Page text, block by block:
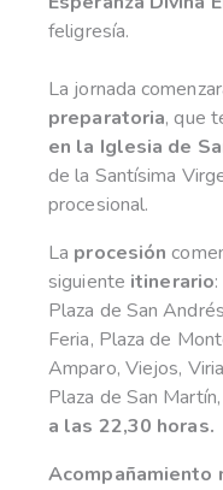
feligresía.
La jornada
preparatoria, que
en la Iglesia de
de la Santísima
procesional.
La procesión
siguiente itinerario
Plaza de San
Feria, Plaza de
Amparo, Viejos,
Plaza de San Martín,
a las 22,30 horas.
Acompañamiento